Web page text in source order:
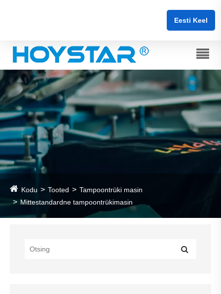
Eesti Keel
Kodu Tooted
Tampoontrüki masin
Mittestandardne tampoontrükimasin